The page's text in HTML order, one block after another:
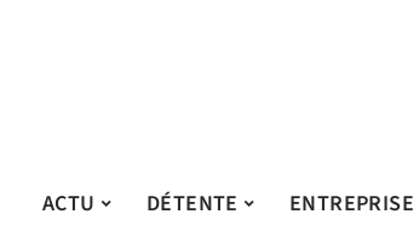
ACTU DÉTENTE ENTREPRISE